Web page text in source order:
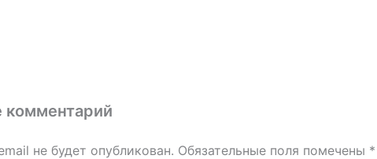
комментарий
не будет опубликован. Обязательные поля помечены *